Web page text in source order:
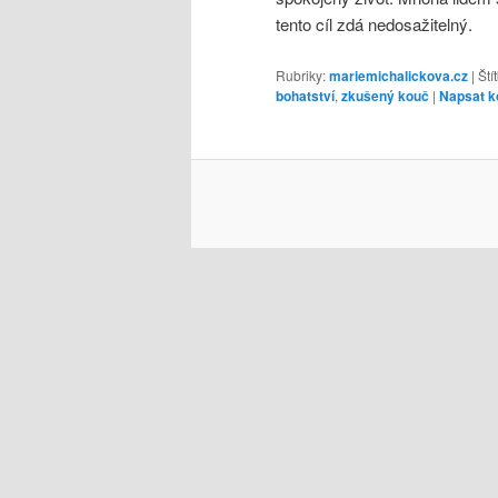
tento cíl zdá nedosažitelný.
Rubriky:mariemichalickova.cz |
bohatství, zkušený kouč | Napsat